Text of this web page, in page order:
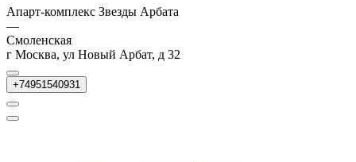
Апарт-комплекс Звезды Арбата
—
Смоленская
г Москва, ул Новый Арбат, д 32
+74951540931